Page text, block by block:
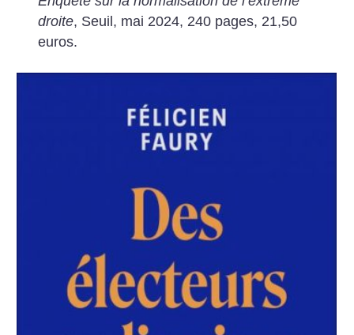
droite, Seuil, mai 2024, 240 pages, 21,50
euros.